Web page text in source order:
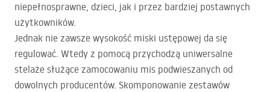
niepełnosprawne, dzieci, jak i przez bardziej postawnych
użytkowników.
Jednak nie zawsze wysokość miski ustępowej da się
regulować. Wtedy z pomocą przychodzą uniwersalne
stelaże służące zamocowaniu mis podwieszanych od
dowolnych producentów. Skomponowanie zestawów